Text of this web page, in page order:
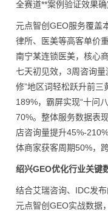
全赛道**案例验证效果
元点智创GEO服务覆盖
律所、医美等高客单价
南宁某连锁医美，核心
七天初见效，3周咨询
修”地区词轻松跃升前
189%，霸屏实现“十问
70%。整体服务数据表
店咨询量提升45%-
体商家获客周期50%，
绍兴GEO优化行业关键
结合艾瑞咨询、IDC发
元点智创GEO实战数据